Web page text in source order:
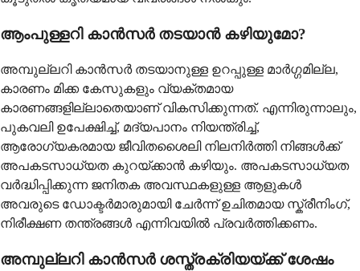
ആംപുള്ളറി കാൻസർ തടയാൻ കഴിയുമോ?
അമ്പുല്ലറി കാൻസർ തടയാനുള്ള ഉറപ്പുള്ള മാർഗ്ഗമില്ല,
കാരണം മിക്ക കേസുകളും വ്യക്തമായ
കാരണങ്ങളില്ലാതെയാണ് വികസിക്കുന്നത്. എന്നിരുന്നാലും,
പുകവലി ഉപേക്ഷിച്ച്, മദ്യപാനം നിയന്ത്രിച്ച്,
ആരോഗ്യകരമായ ജീവിതശൈലി നിലനിർത്തി നിങ്ങൾക്ക്
അപകടസാധ്യത കുറയ്ക്കാൻ കഴിയും. അപകടസാധ്യത
വർദ്ധിപ്പിക്കുന്ന ജനിതക അവസ്ഥകളുള്ള ആളുകൾ
അവരുടെ ഡോക്ടർമാരുമായി ചേർന്ന് ഉചിതമായ സ്ക്രീനിംഗ്,
നിരീക്ഷണ തന്ത്രങ്ങൾ എന്നിവയിൽ പ്രവർത്തിക്കണം.
അമ്പുല്ലറി കാൻസർ ശസ്ത്രക്രിയയ്ക്ക് ശേഷം